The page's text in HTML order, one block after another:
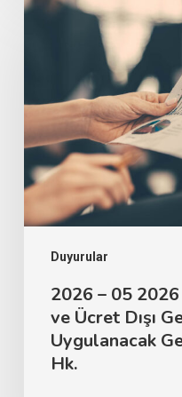
Duyurular
2026 – 05
ve Ücret Dışı
Uygulanacak
Hk.